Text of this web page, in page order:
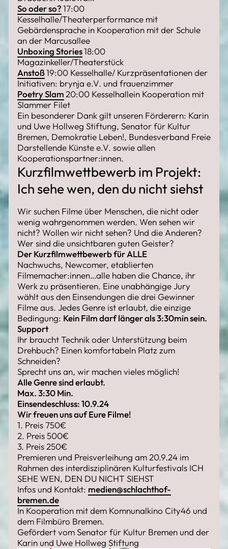
So oder so?17:00
Kesselhalle/Theaterperformance mit
Gebärdensprache in Kooperation mit der Schule
an der Marcusallee
Unboxing Stories18:00
Magazinkeller/Theaterstück
Anstoß19:00 Kesselhalle/ Kurzpräsentationen der
Initiativen: brynja e.V. und frauenzimmer
Poetry Slam20:00 Kesselhallein Kooperation mit
Slammer Filet
Ein besonderer Dank gilt unseren Förderern: Karin
und Uwe Hollweg Stiftung, Senator für Kultur
Bremen, Demokratie Leben!, Bundesverband Freie
Darstellende Künste e.V. sowie allen
Kooperationspartner:innen.
Kurzfilmwettbewerb im Projekt:
Ich sehe wen, den du nicht siehst
Wir suchen Filme über Menschen, die nicht oder
wenig wahrgenommen werden. Wen sehen wir
nicht? Wollen wir nicht sehen? Und die Anderen?
Wer sind die unsichtbaren guten Geister?
Der Kurzfilmwettbewerb für ALLE
Nachwuchs, Newcomer, etablierten
Filmemacher:innen…alle haben die Chance, ihr
Werk zu präsentieren. Eine unabhängige Jury
wählt aus den Einsendungen die drei Gewinner
Filme aus. Jedes Genre ist erlaubt, die einzige
Bedingung: Kein Film darf länger als 3:30min sein.
Support
Ihr braucht Technik oder Unterstützung beim
Drehbuch? Einen komfortabeln Platz zum
Schneiden?
Sprecht uns an, wir machen vieles möglich!
Alle Genre sind erlaubt.
Max. 3:30 Min.
Einsendeschluss: 10.9.24
Wir freuen uns auf Eure Filme!
1. Preis 750€
2. Preis 500€
3. Preis 250€
Premieren und Preisverleihung am 20.9.24 im
Rahmen des interdisziplinären Kulturfestivals ICH
SEHE WEN, DEN DU NICHT SIEHST
Infos und Kontakt: medien@schlachthof-
bremen.de
In Kooperation mit dem Komnunalkino City46 und
dem Filmbüro Bremen.
Gefördert vom Senator für Kultur Bremen und der
Karin und Uwe Hollweg Stiftung